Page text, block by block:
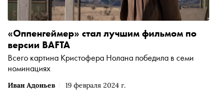
Иван Адоньев 19 февраля 2024 г.
«Оппенгеймер» стал лучшим фильмом по
версии BAFTA
Всего картина Кристофера Нолана победила в семи
номинациях